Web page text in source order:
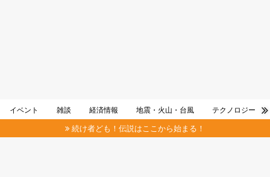
イベント 雑談 経済情報 地震・火山・台風 テクノロジー
続け者ども！伝説はここから始まる！